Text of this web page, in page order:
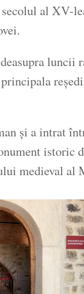
al XV-
și a intrat
medieval al